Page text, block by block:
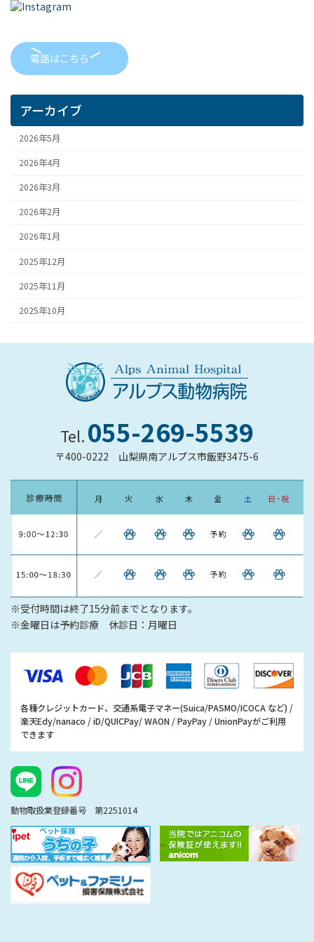
電話はこちら
アーカイブ
2026年5月
2026年4月
2026年3月
2026年2月
2026年1月
2025年12月
2025年11月
2025年10月
Tel. 055-269-5539
〒400-0222 山梨県南アルプス市飯野3475-6
※受付時間は終了15分前までとなります。
※金曜日は予約診療 休診日：月曜日
各種クレジットカード、交通系電子マネー(Suica/PASMO/ICOCA など) /
楽天Edy/nanaco / iD/QUICPay/ WAON / PayPay / UnionPayがご利用
できます
動物取扱業登録番号 第2251014